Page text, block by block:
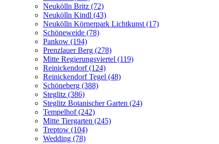
Neukölln Britz (72)
Neukölln Kindl (43)
Neukölln Körnerpark Lichtkunst (17)
Schöneweide (78)
Pankow (194)
Prenzlauer Berg (278)
Mitte Regierungsviertel (119)
Reinickendorf (124)
Reinickendorf Tegel (48)
Schöneberg (388)
Steglitz (386)
Steglitz Botanischer Garten (24)
Tempelhof (242)
Mitte Tiergarten (245)
Treptow (104)
Wedding (78)